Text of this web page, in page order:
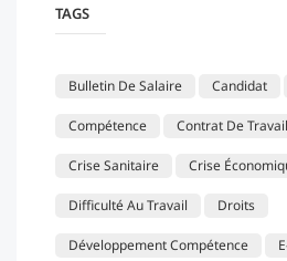
TAGS
Bulletin De Salaire Candidat
Compétence Contrat De Travail
Crise Sanitaire Crise
Difficulté Au Travail Droits
Développement Compétence